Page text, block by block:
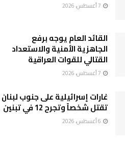
القائد العام يوجه برفع
الجاهزية الأمنية والاستعداد
القتالي للقوات العراقية
غارات إسرائيلية على جنوب لبنان
تقتل شخصاً وتجرح 12 في تبنين